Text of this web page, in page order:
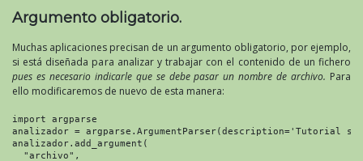
Argumento obligatorio.
Muchas aplicaciones precisan de un argumento obligatorio, por ejemplo,
si está diseñada para analizar y trabajar con el contenido de un fichero
pues es necesario indicarle que se debe pasar un nombre de archivo. Para
ello modificaremos de nuevo de esta manera:
import argparse
analizador = argparse.ArgumentParser(description='Tutorial
analizador.add_argument(
"archivo",